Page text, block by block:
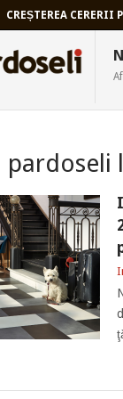
CREȘTEREA CERERII
pardoseli